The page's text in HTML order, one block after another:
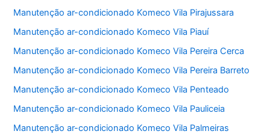
Manutenção ar-condicionado Komeco Vila Pirajussara
Manutenção ar-condicionado Komeco Vila Piauí
Manutenção ar-condicionado Komeco Vila Pereira Cerca
Manutenção ar-condicionado Komeco Vila Pereira Barreto
Manutenção ar-condicionado Komeco Vila Penteado
Manutenção ar-condicionado Komeco Vila Pauliceia
Manutenção ar-condicionado Komeco Vila Palmeiras